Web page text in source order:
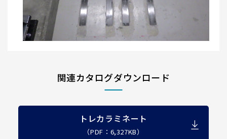
関連カタログダウンロード
トレカラミネート
（PDF：6,327KB）